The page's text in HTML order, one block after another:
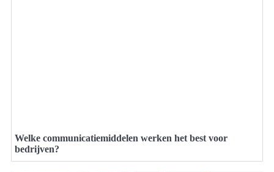
Welke communicatiemiddelen werken het best voor
bedrijven?